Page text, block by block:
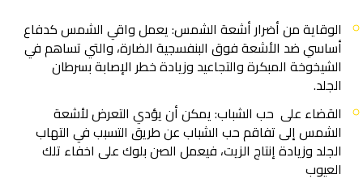
الوقاية من أضرار أشعة الشمس: يعمل واقي الشمس كدفاع
أساسي ضد الأشعة فوق البنفسجية الضارة، والتي تساهم في
الشيخوخة المبكرة والتجاعيد وزيادة خطر الإصابة بسرطان
الجلد.
القضاء على حب الشباب: يمكن أن يؤدي التعرض لأشعة
الشمس إلى تفاقم حب الشباب عن طريق التسبب في التهاب
الجلد وزيادة إنتاج الزيت، فيعمل الصن بلوك على اخفاء تلك
العيوب